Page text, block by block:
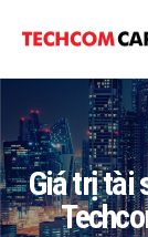
Giá trị tài